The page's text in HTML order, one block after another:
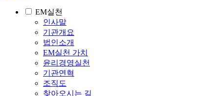
EM실천
인사말
기관개요
법인소개
EM실천 가치
윤리경영실천
기관연혁
조직도
찾아오시는 길